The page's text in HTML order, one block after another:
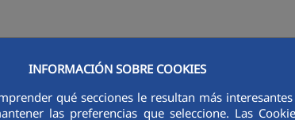
INFORMACIÓN SOBRE COOKIES
qué secciones le resultan más
las preferencias que seleccione. Las
INNOVACIÓN DIGITALIZACIÓN SOSTENIBILIDAD